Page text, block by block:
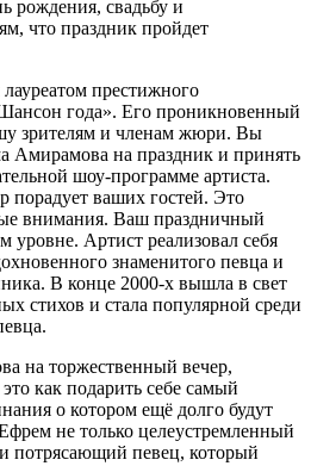
рождения, свадьбу и
что праздник пройдет
престижного
года». Его проникновенный
зрителям и членам жюри. Вы
Амирамова на праздник и принять
шоу-программе артиста.
порадует ваших гостей. Это
внимания. Ваш праздничный
уровне. Артист реализовал себя
знаменитого певца и
В конце 2000-х вышла в свет
стихов и стала популярной среди
на торжественный вечер,
как подарить себе самый
о котором ещё долго будут
не только целеустремленный
потрясающий певец, который